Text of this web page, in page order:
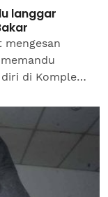
langgar
mengesan
di Kompleks